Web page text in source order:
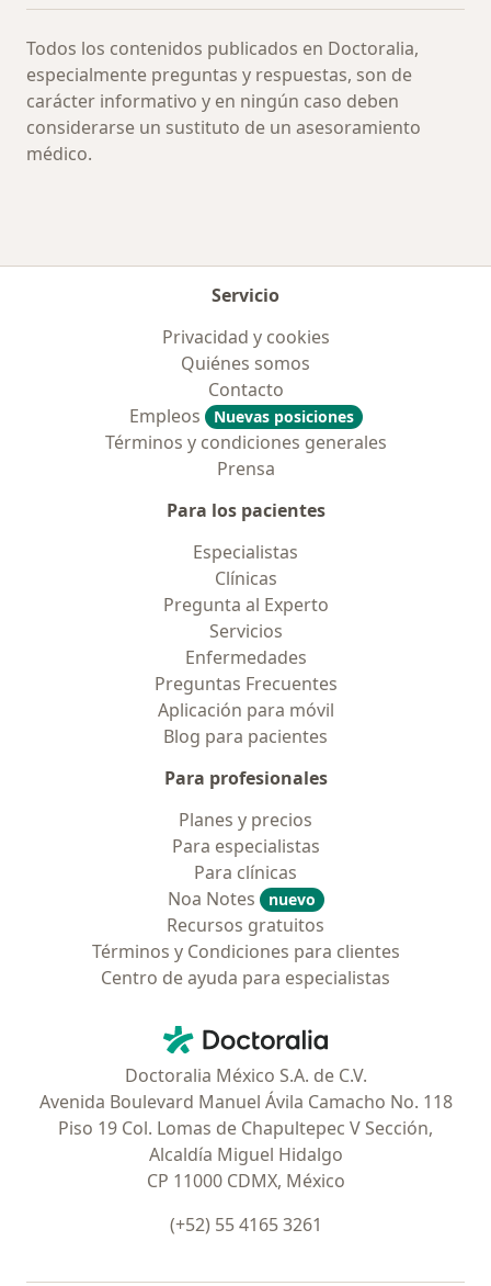
Todos los contenidos publicados en Doctoralia,
especialmente preguntas y respuestas, son de
carácter informativo y en ningún caso deben
considerarse un sustituto de un asesoramiento
médico.
Servicio
Privacidad y cookies
Quiénes somos
Contacto
Empleos
Nuevas posiciones
Términos y condiciones generales
Prensa
Para los pacientes
Especialistas
Clínicas
Pregunta al Experto
Servicios
Enfermedades
Preguntas Frecuentes
Aplicación para móvil
Blog para pacientes
Para profesionales
Planes y precios
Para especialistas
Para clínicas
Noa Notes
nuevo
Recursos gratuitos
Términos y Condiciones para clientes
Centro de ayuda para especialistas
Doctoralia - Página de inicio
Doctoralia México S.A. de C.V.
Avenida Boulevard Manuel Ávila Camacho No. 118
Piso 19 Col. Lomas de Chapultepec V Sección,
Alcaldía Miguel Hidalgo
CP 11000 CDMX, México
(+52) 55 4165 3261